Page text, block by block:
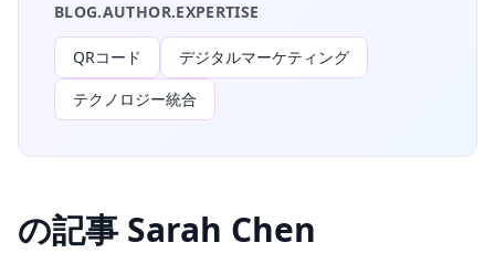
BLOG.AUTHOR.EXPERTISE
QRコード
デジタルマーケティング
テクノロジー統合
の記事 Sarah Chen